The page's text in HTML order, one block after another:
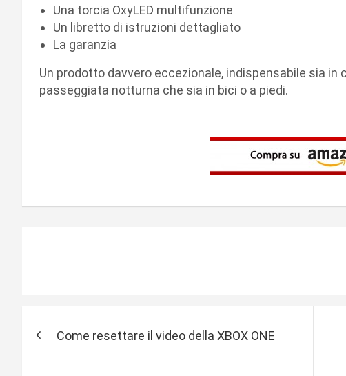
Una torcia OxyLED multifunzione
Un libretto di istruzioni dettagliato
La garanzia
Un prodotto davvero eccezionale, indispensabile sia
passeggiata notturna che sia in bici o a piedi.
Come resettare il video della XBOX ONE